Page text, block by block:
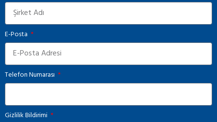
E-Posta
Telefon Numarası
Gizlilik Bildirimi